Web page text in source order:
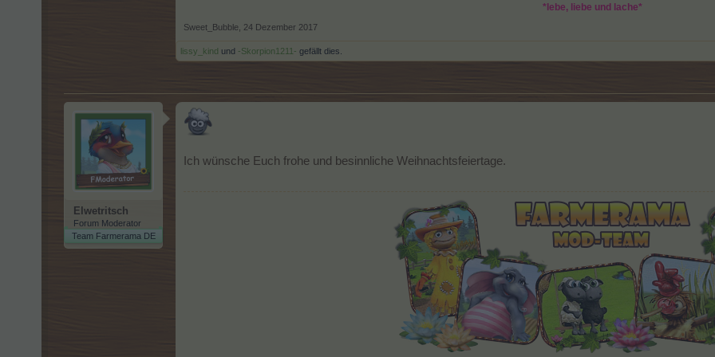
*lebe, liebe und lache*
Sweet_Bubble 24 Dezember 2017
lissy_kind und -Skorpion1211- gefällt dies.
Elwetritsch
Forum Moderator
Team Farmerama DE
Ich wünsche Euch frohe und besinnliche Weihnachtsfeiertage.